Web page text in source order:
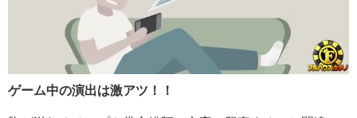
ゲーム中の演出は激アツ！！